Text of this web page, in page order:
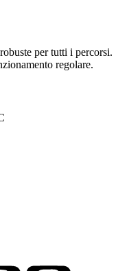
per tutti i percorsi.
regolare.